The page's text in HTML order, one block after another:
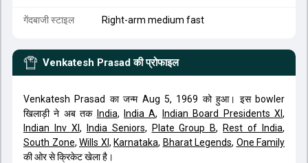
गेंदबाजी स्टाइल Right-arm medium fast
Venkatesh Prasad की प्रोफाइल
Venkatesh Prasad का जन्म Aug 5, 1969 को हुआ। इस bowler
खिलाड़ी ने अब तक India, India A, Indian Board Presidents XI,
Indian Inv XI , India Seniors, Plate Group B, Rest of India,
South Zone, Wills XI , Karnataka, Bharat Legends, One Family
की ओर से क्रिकेट खेला है।